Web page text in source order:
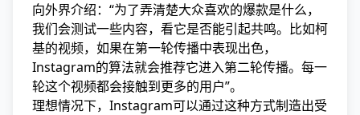
向外界介绍：“为了弄清楚大众喜欢的爆款是什么，
我们会测试一些内容，看它是否能引起共鸣。比如柯
基的视频，如果在第一轮传播中表现出色，
Instagram的算法就会推荐它进入第二轮传播。每一
轮这个视频都会接触到更多的用户”。
理想情况下，Instagram可以通过这种方式制造出受